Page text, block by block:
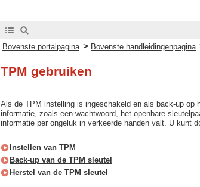
Bovenste portalpagina > Bovenste handleidingenpagina
TPM gebruiken
Als de TPM instelling is ingeschakeld en als back-up op
informatie, zoals een wachtwoord, het openbare
informatie per ongeluk in verkeerde handen valt. U kunt
Instellen van TPM
Back-up van de TPM sleutel
Herstel van de TPM sleutel